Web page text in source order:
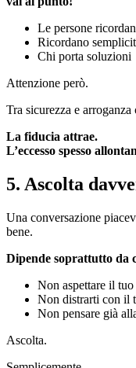
Le persone
Ricordano
Chi porta soluzioni
Attenzione però.
Tra sicurezza e
La fiducia attrae.
L’eccesso spesso
5. Ascolta
Una conversazione
bene.
Dipende soprattutto da
Non aspettare il
Non distrarti con il
Non pensare già
Ascolta.